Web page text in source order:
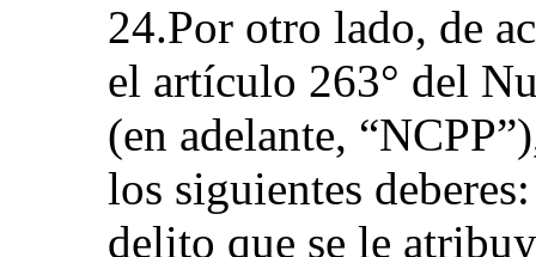
24.Por otro lado, de
el artículo 263° del
(en adelante,
los siguientes
delito que se le